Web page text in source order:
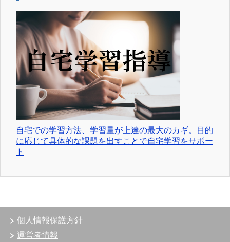
自宅での学習方法、学習量が上達の最大のカギ。目的
に応じて具体的な課題を出すことで自宅学習をサポー
ト
個人情報保護方針
運営者情報